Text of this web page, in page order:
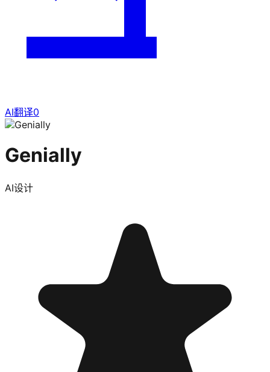
AI翻译0
Genially
AI设计